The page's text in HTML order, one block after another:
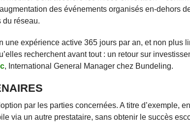
des événements organisés en-dehors
du réseau.
expérience active 365 jours par an, et non plus
recherchent avant tout : un retour sur
, International General Manager chez Bundeling.
par les parties concernées. A titre d’exemple,
via un autre prestataire, sans obtenir le succès